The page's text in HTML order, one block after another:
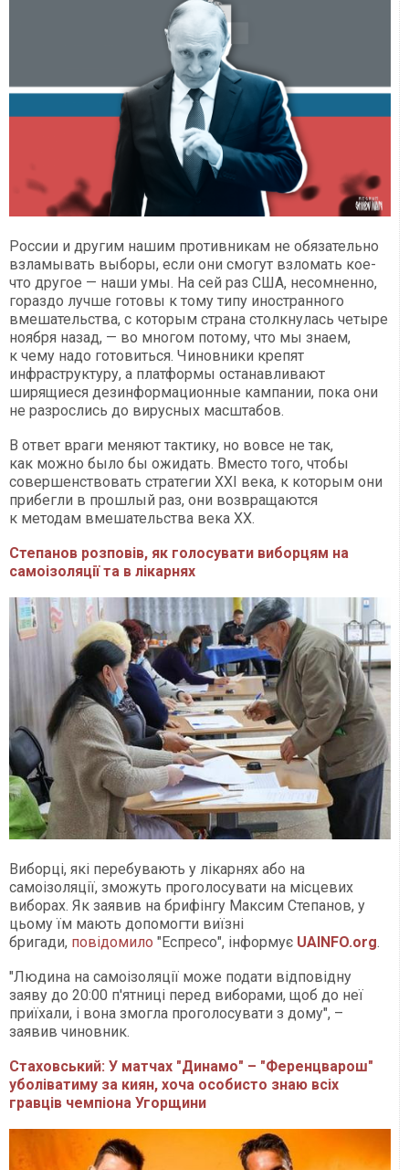
России и другим нашим противникам не обязательно
взламывать выборы, если они смогут взломать кое-
что другое — наши умы. На сей раз США, несомненно,
гораздо лучше готовы к тому типу иностранного
вмешательства, с которым страна столкнулась четыре
ноября назад, — во многом потому, что мы знаем,
к чему надо готовиться. Чиновники крепят
инфраструктуру, а платформы останавливают
ширящиеся дезинформационные кампании, пока они
не разрослись до вирусных масштабов.
В ответ враги меняют тактику, но вовсе не так,
как можно было бы ожидать. Вместо того, чтобы
совершенствовать стратегии XXI века, к которым они
прибегли в прошлый раз, они возвращаются
к методам вмешательства века XX.
Степанов розповів, як голосувати виборцям на
самоізоляції та в лікарнях
Виборці, які перебувають у лікарнях або на
самоізоляції, зможуть проголосувати на місцевих
виборах. Як заявив на брифінгу Максим Степанов, у
цьому їм мають допомогти виїзні
бригади, повідомило "Еспресо", інформує UAINFO.org.
"Людина на самоізоляції може подати відповідну
заяву до 20:00 п'ятниці перед виборами, щоб до неї
приїхали, і вона змогла проголосувати з дому", –
заявив чиновник.
Стаховський: У матчах "Динамо" – "Ференцварош"
уболіватиму за киян, хоча особисто знаю всіх
гравців чемпіона Угорщини